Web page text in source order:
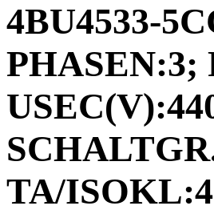
4BU4533-
PHASEN:3;
TA/